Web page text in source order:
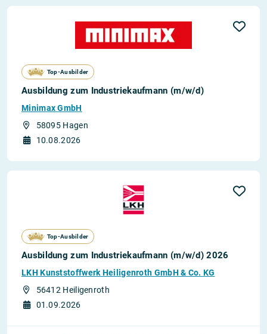
Top-Ausbilder
Ausbildung zum Industriekaufmann (m/w/d)
Minimax GmbH
58095 Hagen
10.08.2026
Top-Ausbilder
Ausbildung zum Industriekaufmann (m/w/d) 2026
LKH Kunststoffwerk Heiligenroth GmbH & Co. KG
56412 Heiligenroth
01.09.2026